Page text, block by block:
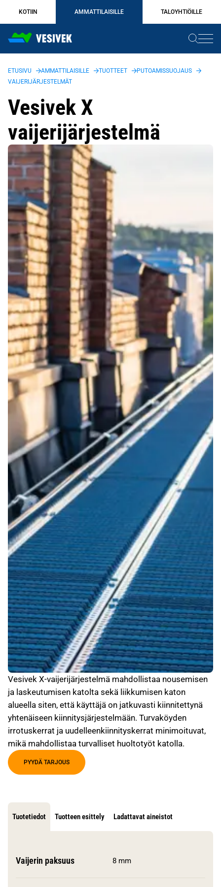
sisältöön
KOTIIN AMMATTILAISILLE TALOYHTIÖILLE
ETUSIVU AMMATTILAISILLE TUOTTEET
PUTOAMISSUOJAUS
VAIJERIJÄRJESTELMÄT
Vesivek X
vaijerijärjestelmä
Vesivek X-vaijerijärjestelmä mahdollistaa nousemisen
ja laskeutumisen katolta sekä liikkumisen katon
alueella siten, että käyttäjä on jatkuvasti kiinnitettynä
yhtenäiseen kiinnitysjärjestelmään. Turvaköyden
irrotuskerrat ja uudelleenkiinnityskerrat minimoituvat,
mikä mahdollistaa turvalliset huoltotyöt katolla.
PYYDÄ TARJOUS
Tuotetiedot Tuotteen esittely Ladattavat aineistot
Vaijerin paksuus 8 mm